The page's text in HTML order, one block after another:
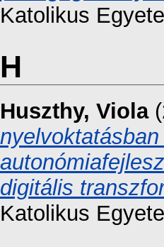
Katolikus
H
Huszthy, Viola
digitális
Katolikus